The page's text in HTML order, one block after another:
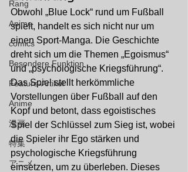
Rang
Anime
comics
Besondere Funktion
Feature-Artikel
Anime
漫画
特集
アニメ
Obwohl „Blue Lock“ rund um Fußball
spielt, handelt es sich nicht nur um
einen Sport-Manga. Die Geschichte
dreht sich um die Themen „Egoismus“
und „psychologische Kriegsführung“.
Das Spiel stellt herkömmliche
Vorstellungen über Fußball auf den
Kopf und betont, dass egoistisches
Spiel der Schlüssel zum Sieg ist, wobei
die Spieler ihr Ego stärken und
psychologische Kriegsführung
einsetzen, um zu überleben. Dieses